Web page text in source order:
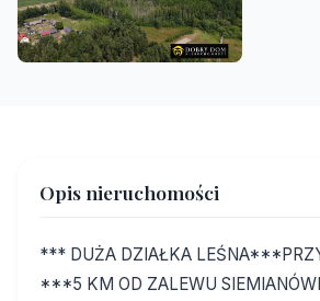
Opis nieruchomości
*** DUŻA DZIAŁKA
***5 KM OD ZALEWU